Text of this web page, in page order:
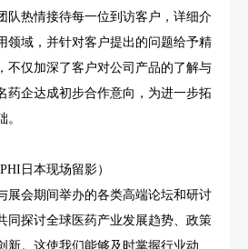
队热情接待每一位到访客户，详细介
领域，并针对客户提出的问题给予精
不仅加深了客户对公司产品的了解与
药企达成初步合作意向，为进一步拓
日本现场留影）
展会期间举办的各类高端论坛和研讨
同探讨全球医药产业发展趋势、政策
新。这使我们能够及时掌握行业动